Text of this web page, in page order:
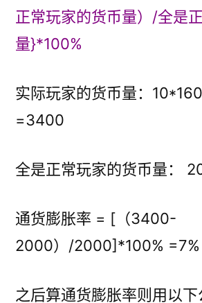
正常玩家的货币量）/全是
量}*100%
实际玩家的货币量：
=3400
全是正常玩家的货币量：
通货膨胀率 = [（3400-
2000）/2000]*100% =7%
之后算通货膨胀率则用以下